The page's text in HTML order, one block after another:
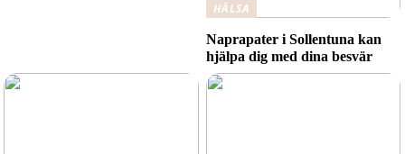
HÄLSA
Naprapater i Sollentuna kan
hjälpa dig med dina besvär